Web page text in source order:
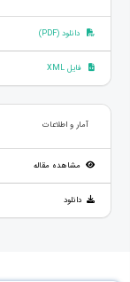
دانلود (PDF)
فایل XML
آمار و اطلاعات
مشاهده مقاله
دانلود